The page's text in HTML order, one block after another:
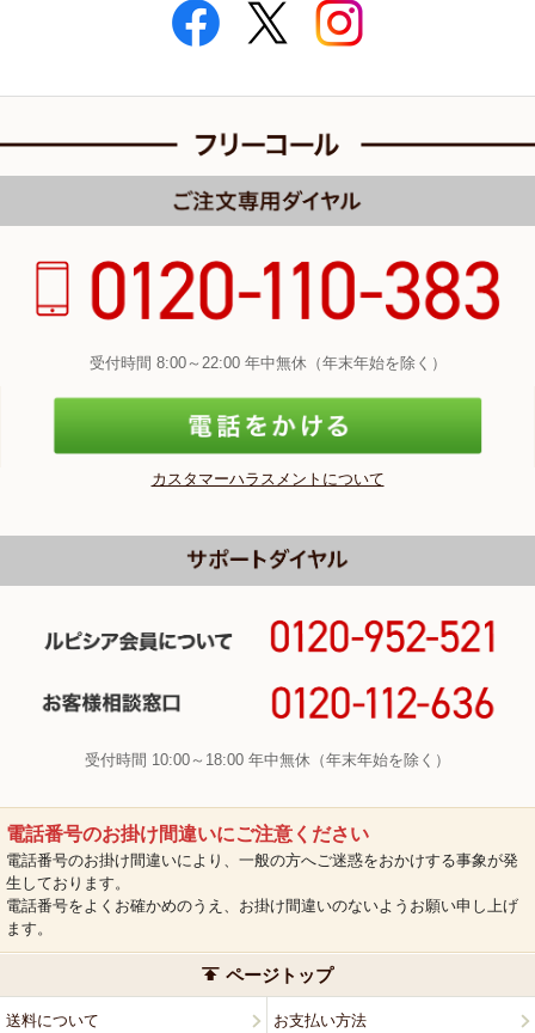
受付時間 8:00～22:00 年中無休（年末年始を除く）
カスタマーハラスメントについて
受付時間 10:00～18:00 年中無休（年末年始を除く）
電話番号のお掛け間違いにご注意ください
電話番号のお掛け間違いにより、一般の方へご迷惑をおかけする事象が発
生しております。
電話番号をよくお確かめのうえ、お掛け間違いのないようお願い申し上げ
ます。
ページトップ
送料について お支払い方法